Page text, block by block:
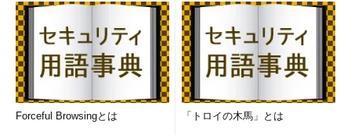
Forceful Browsingとは 「トロイの木馬」とは